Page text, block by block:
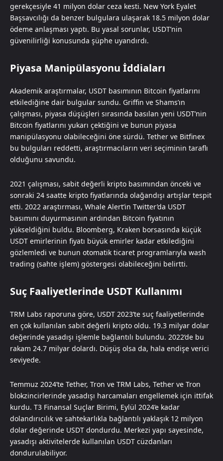
gerekçesiyle 41 milyon dolar ceza kesti. New York Eyalet
Başsavcılığı da benzer bulgulara ulaşarak 18.5 milyon dolar
ödeme anlaşması yaptı. Bu yasal sorunlar, USDT’nin
güvenilirliği konusunda şüphe uyandırdı.
Piyasa Manipülasyonu İddiaları
Akademik araştırmalar, USDT basımının Bitcoin fiyatlarını
etkilediğine dair bulgular sundu. Griffin ve Shams’ın
çalışması, piyasa düşüşleri sırasında basılan yeni USDT’nin
Bitcoin fiyatlarını yukarı çektiğini ve bunun piyasa
manipülasyonu olabileceğini öne sürdü. Tether ve Bitfinex
bu bulguları reddetti, araştırmacıların veri seçiminin taraflı
olduğunu savundu.
2021 çalışması, sabit değerli kripto basımından önceki ve
sonraki 24 saatte kripto fiyatlarında olağandışı artışlar tespit
etti. 2022 araştırması, Whale Alert’in Twitter’da USDT
basımını duyurmasının ardından Bitcoin fiyatının
yükseldiğini buldu. Bloomberg, Kraken borsasında küçük
USDT emirlerinin fiyatı büyük emirler kadar etkilediğini
gözlemledi ve bunun otomatik ticaret programlarıyla wash
trading (sahte işlem) göstergesi olabileceğini belirtti.
Suç Faaliyetlerinde USDT Kullanımı
TRM Labs raporuna göre, USDT 2023’te suç faaliyetlerinde
en çok kullanılan sabit değerli kripto oldu. 19.3 milyar dolar
değerinde yasadışı işlemle bağlantılı bulundu. 2022’de bu
rakam 24.7 milyar dolardı. Düşüş olsa da, hala endişe verici
seviyede.
Temmuz 2024’te Tether, Tron ve TRM Labs, Tether ve Tron
blokzincirlerinde yasadışı harcamaları engellemek için ittifak
kurdu. T3 Finansal Suçlar Birimi, Eylül 2024’e kadar
dolandırıcılık ve sahtekarlıkla bağlantılı yaklaşık 12 milyon
dolar değerinde USDT dondurdu. Merkezi yapı sayesinde,
yasadışı aktivitelerde kullanılan USDT cüzdanları
dondurulabiliyor.